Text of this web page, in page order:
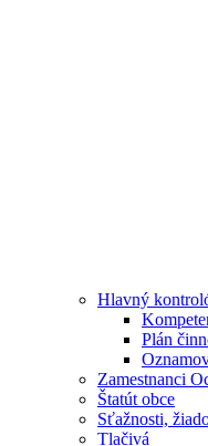
Hlavný
Plán
Zamestnanci
Štatút obce
Sťažnosti,
Tlačivá